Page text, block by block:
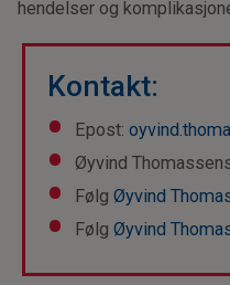
hendelser og
Kontakt:
Epost:
Øyvind
Følg Øyvind
Følg Øyvind